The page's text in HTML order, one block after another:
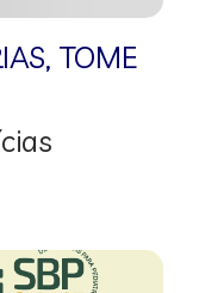
, TOME